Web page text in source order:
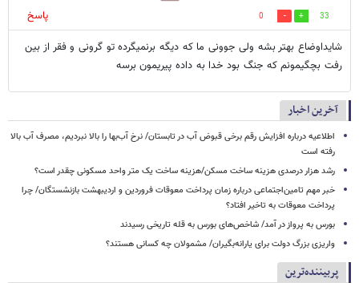
33
0
پاسخ
شایداوضاع بهتر بشه ولی جوونی ما که دیگه برنمیگرده تو گرونی و فقر از بین
رفت بچگیمونم که جنگ بود خدا به داده پیریمون برسه
آخرین اخبار
اطلاعیه درباره افزایش رقم برخی قبوض آب در تابستان/ نرخ آب‌بها را بالا نبردیم، مصرف آب بالا
رفته است
رشد هزار درصدی هزینه ساخت مسکن/هزینه ساخت یک متر واحد مسکونی چقدر است؟
خبر مهم تامین‌اجتماعی درباره زمان پرداخت معوقات فروردین و اردیبهشت بازنشستگان/ چرا
پرداخت معوقات به تاخیر افتاد؟
بورس به پرواز در آمد/ شاخص‌های بورس به قله تاریخی رسیدند
واریزی بزرگ دولت برای یارانه‌بگیران/ مشمولان چه کسانی هستند؟
پربیننده‌ترین